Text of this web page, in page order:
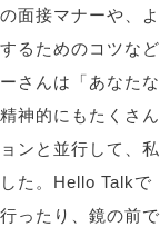
面接マナーや、よ
るためのコツなど
さんは「あなたな
神的にもたくさん
ンと並行して、私
た。Hello Talkで
ったり、鏡の前で